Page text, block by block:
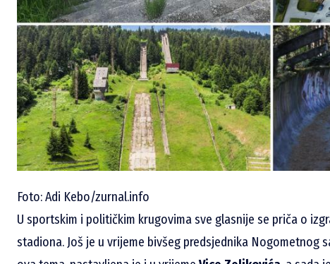
Foto: Adi Kebo/zurnal.info
U sportskim i političkim krugovima sve glasnije se priča o
stadiona. Još je u vrijeme bivšeg predsjednika Nogometnog